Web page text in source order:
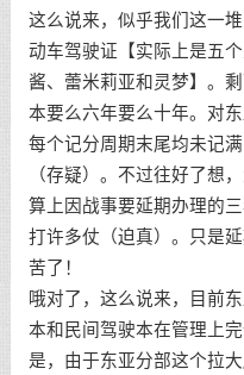
这么说来，似乎我们这一
动车驾驶证【实际上是五
酱、蕾米莉亚和灵梦】。
本要么六年要么十年。对
每个记分周期末尾均未记
（存疑）。不过往好了想
算上因战事要延期办理的
打许多仗（迫真）。只是
苦了！
哦对了，这么说来，目前
本和民间驾驶本在管理上
是，由于东亚分部这个拉